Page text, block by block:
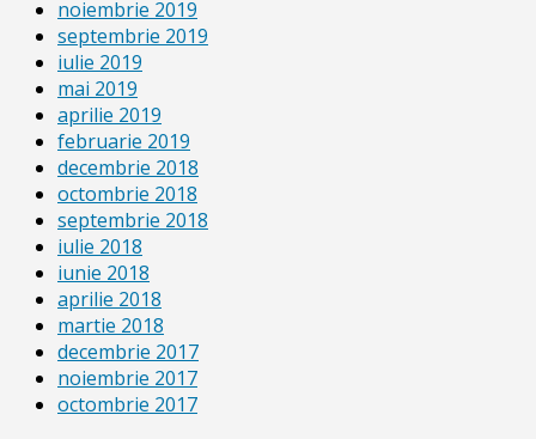
noiembrie 2019
septembrie 2019
iulie 2019
mai 2019
aprilie 2019
februarie 2019
decembrie 2018
octombrie 2018
septembrie 2018
iulie 2018
iunie 2018
aprilie 2018
martie 2018
decembrie 2017
noiembrie 2017
octombrie 2017